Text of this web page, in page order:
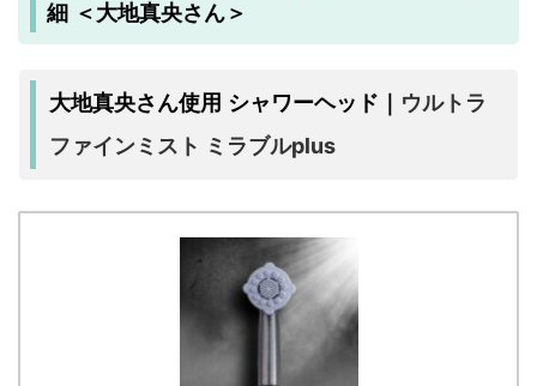
細 ＜大地真央さん＞
大地真央さん使用 シャワーヘッド｜ ウルトラ
ファインミスト ミラブルplus